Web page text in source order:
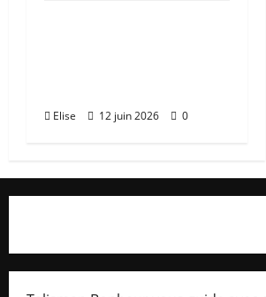
Elise 12 juin 2026 0